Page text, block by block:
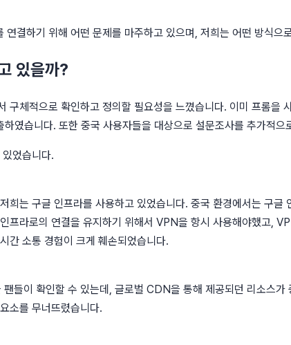
연결하기 위해 어떤 문제를 마주하고 있으며, 저희는 어떤 방식
있을까?
구체적으로 확인하고 정의할 필요성을 느꼈습니다. 이미 프롬
였습니다. 또한 중국 사용자들을 대상으로 설문조사를 추가적
었습니다.
희는 구글 인프라를 사용하고 있었습니다. 중국 환경에서는 구
프라로의 연결을 유지하기 위해서 VPN을 항시 사용해야했고,
간 소통 경험이 크게 훼손되었습니다.
들이 확인할 수 있는데, 글로벌 CDN을 통해 제공되던 리소스
소를 무너뜨렸습니다.